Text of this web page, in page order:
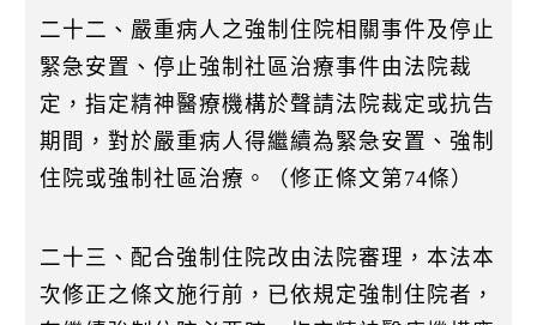
二十二、嚴重病人之強制住院相關事件及停止
緊急安置、停止強制社區治療事件由法院裁
定，指定精神醫療機構於聲請法院裁定或抗告
期間，對於嚴重病人得繼續為緊急安置、強制
住院或強制社區治療。（修正條文第74條）
二十三、配合強制住院改由法院審理，本法本
次修正之條文施行前，已依規定強制住院者，